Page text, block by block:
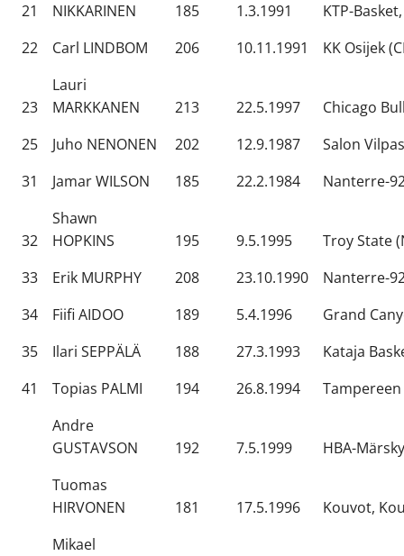
21
NIKKARINEN
185 1.3.1991
KTP-
22
Carl LINDBOM 206 10.11.1991 KK Osijek
23
Lauri
MARKKANEN
213 22.5.1997
Chicago
25
Juho NENONEN 202 12.9.1987
Salon Vilpas
31
Jamar WILSON 185 22.2.1984 Nanterre-
32
Shawn
HOPKINS
195 9.5.1995
Troy State
33
Erik MURPHY 208 23.10.1990
Nanterre-
34
Fiifi AIDOO 189 5.4.1996
Grand
35
Ilari SEPPÄLÄ 188 27.3.1993
Kataja
41
Topias PALMI 194 26.8.1994
Andre
GUSTAVSON
192 7.5.1999
HBA-
Tuomas
HIRVONEN
181 17.5.1996
Kouvot,
Mikael